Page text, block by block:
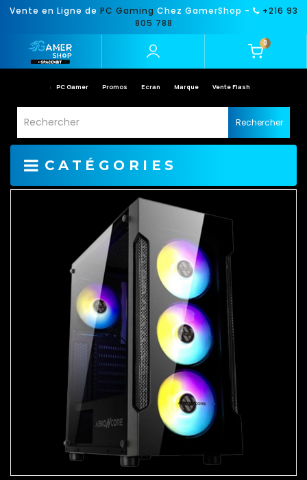
Vente en Ligne de PC Gaming Chez GamerShop -
+216 93
805 788
0
PC Gamer Promos Ecran Marque Vente Flash
Rechercher
CATÉGORIES